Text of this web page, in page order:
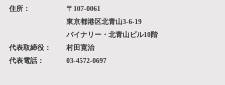
住所：
〒107-0061
東京都港区北青山3-6-19
バイナリー・北青山ビル10階
代表取締役：
村田寛治
代表電話：
03-4572-0697